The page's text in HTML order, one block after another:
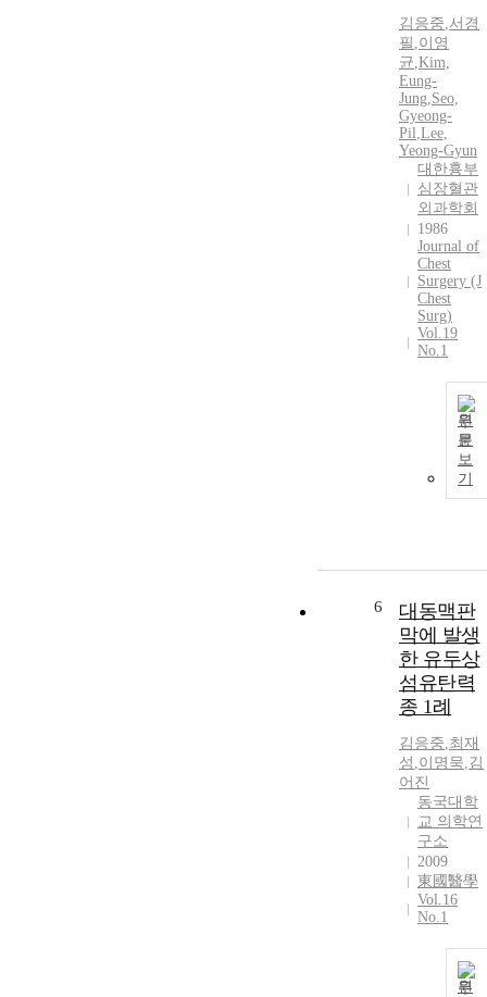
김응중,서경
필 ,이영
균,Kim,
Eung-
Jung,Seo,
Gyeong-
Pil,Lee,
Yeong-Gyun
대한흉부
심장혈관
외과학회
1986
Journal of
Chest
Surgery (J
Chest
Surg)
Vol.19
No.1
원
문
보
기
6
대동맥판
막에 발생
한 유두상
섬유탄력
종 1례
김응중,최재
성 ,이명묵,김
어진
동국대학
교 의학연
구소
2009
東國醫學
Vol.16
No.1
원